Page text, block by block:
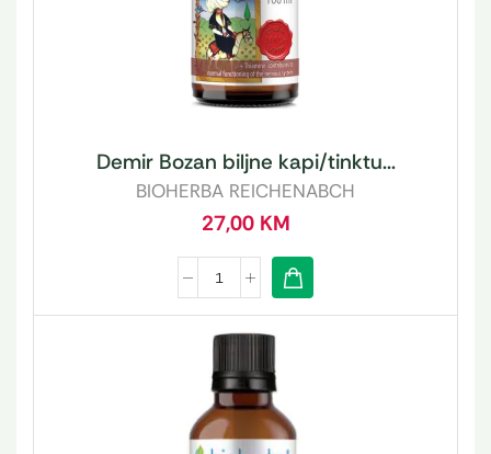
Demir Bozan biljne kapi/tinktu...
BIOHERBA REICHENABCH
27,00 KM